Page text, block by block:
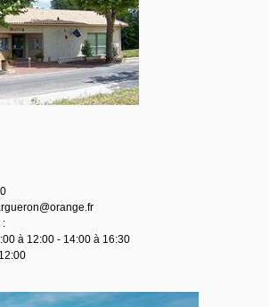
:
à 12:00 - 14:00 à 16:30